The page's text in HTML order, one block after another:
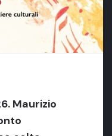
Maurizio